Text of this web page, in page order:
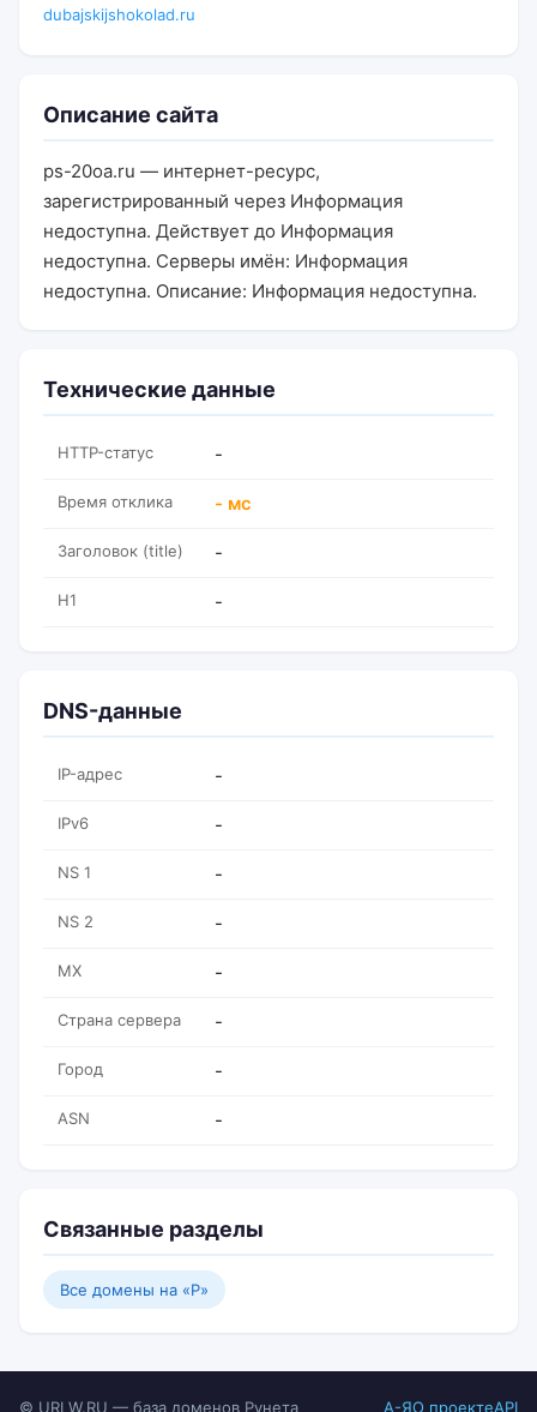
dubajskijshokolad.ru
Описание сайта
ps-20oa.ru — интернет-ресурс,
зарегистрированный через Информация
недоступна. Действует до Информация
недоступна. Серверы имён: Информация
недоступна. Описание: Информация недоступна.
Технические данные
HTTP-статус -
Время отклика - мс
Заголовок (title) -
H1 -
DNS-данные
IP-адрес -
IPv6 -
NS 1 -
NS 2 -
MX -
Страна сервера -
Город -
ASN -
Связанные разделы
Все домены на «P»
© URLW.RU — база доменов Рунета А-ЯО проектеAPI